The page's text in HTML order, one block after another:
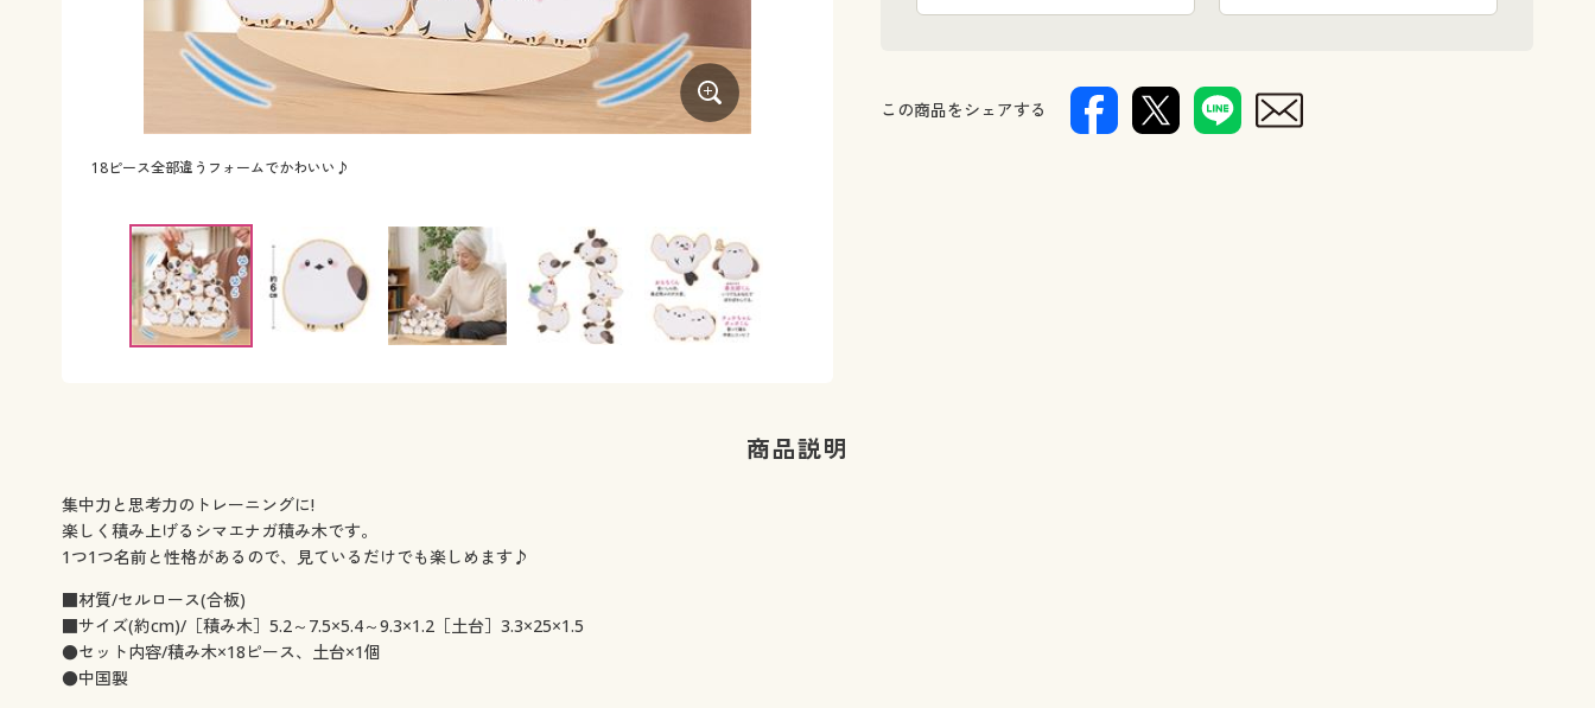
18ピース全部違うフォームでかわいい♪
この商品をシェアする
商品説明
集中力と思考力のトレーニングに!
楽しく積み上げるシマエナガ積み木です。
1つ1つ名前と性格があるので、見ているだけでも楽しめます♪
■材質/セルロース(合板)
■サイズ(約cm)/［積み木］5.2～7.5×5.4～9.3×1.2［土台］3.3×25×1.5
●セット内容/積み木×18ピース、土台×1個
●中国製